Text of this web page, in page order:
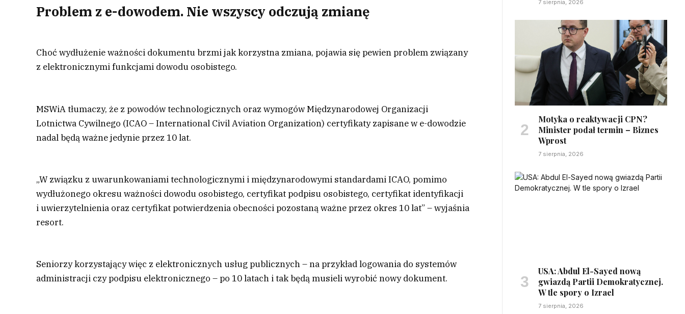
Problem z e-dowodem. Nie wszyscy odczują zmianę
Choć wydłużenie ważności dokumentu brzmi jak korzystna zmiana, pojawia się pewien problem związany
z elektronicznymi funkcjami dowodu osobistego.
MSWiA tłumaczy, że z powodów technologicznych oraz wymogów Międzynarodowej Organizacji
Lotnictwa Cywilnego (ICAO – International Civil Aviation Organization) certyfikaty zapisane w e-dowodzie
nadal będą ważne jedynie przez 10 lat.
„W związku z uwarunkowaniami technologicznymi i międzynarodowymi standardami ICAO, pomimo
wydłużonego okresu ważności dowodu osobistego, certyfikat podpisu osobistego, certyfikat identyfikacji
i uwierzytelnienia oraz certyfikat potwierdzenia obecności pozostaną ważne przez okres 10 lat” – wyjaśnia
resort.
Seniorzy korzystający więc z elektronicznych usług publicznych – na przykład logowania do systemów
administracji czy podpisu elektronicznego – po 10 latach i tak będą musieli wyrobić nowy dokument.
7 sierpnia, 2026
Motyka o reaktywacji CPN?
Minister podał termin – Biznes
Wprost
7 sierpnia, 2026
USA: Abdul El-Sayed nową
gwiazdą Partii Demokratycznej.
W tle spory o Izrael
7 sierpnia, 2026